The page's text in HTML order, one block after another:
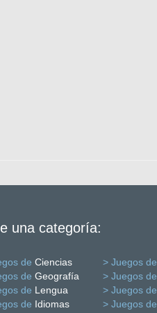
una categoría:
de Ciencias > Juegos de
de Geografía > Juegos de
de Lengua > Juegos de
de Idiomas > Juegos de